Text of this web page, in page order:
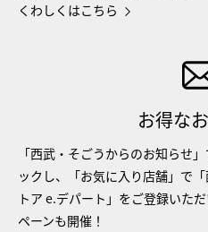
くわしくはこちら
お得な
「西武・そごうからのお知らせ
ックし、「お気に入り店舗」で
トア e.デパート」をご登録いた
ペーンも開催！